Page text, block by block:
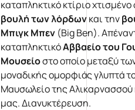
καταπληκτικό κτίριο
βουλή των λόρδωνκαι την
Μπιγκ Μπεν(Big Ben).
καταπληκτικόΑββαείο του
Μουσείοστο οποίο μεταξύ
μοναδικής ομορφιάς γλυπτά
Μαυσωλείο της Αλικαρνασσού
μας. Διανυκτέρευση.